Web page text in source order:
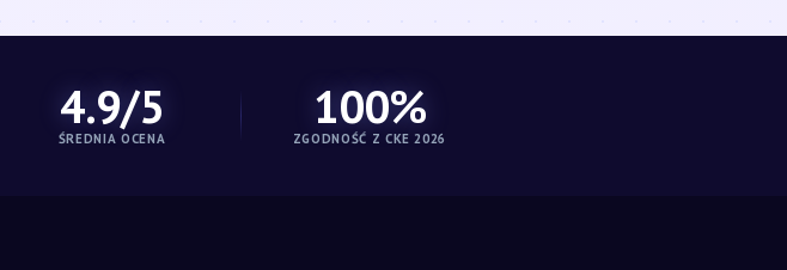
4.9/5
ŚREDNIA OCENA
100%
ZGODNOŚĆ Z CKE 2026